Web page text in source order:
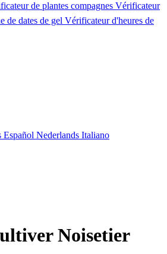
de plantes compagnes Vérificateur
de dates de gel Vérificateur d'heures de
Español Nederlands Italiano
Noisetier